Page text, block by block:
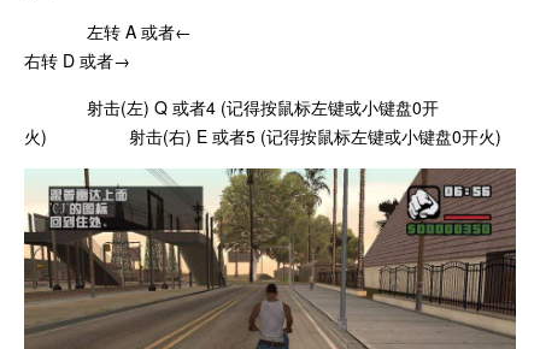
左转 A 或者←
右转 D 或者→
射击(左) Q 或者4 (记得按鼠标左键或小键盘0开
火) 射击(右) E 或者5 (记得按鼠标左键或小键盘0开火)